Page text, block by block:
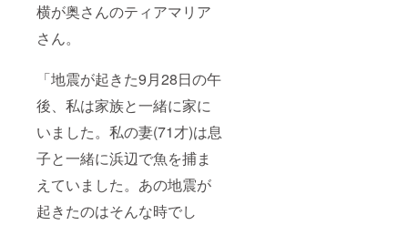
横が奥さんのティアマリア
さん。
「地震が起きた9月28日の午
後、私は家族と一緒に家に
いました。私の妻(71才)は息
子と一緒に浜辺で魚を捕ま
えていました。あの地震が
起きたのはそんな時でし